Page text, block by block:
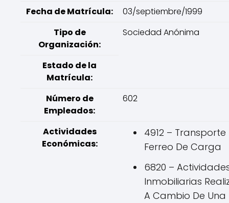
Fecha de Matrícula:
03/septiembre/1999
Tipo de
Organización:
Sociedad Anónima
Estado de la
Matrícula:
Número de
Empleados:
602
Actividades
Económicas:
4912 – Transporte
Ferreo De Carga
6820 –
Inmobiliarias
A Cambio De Una